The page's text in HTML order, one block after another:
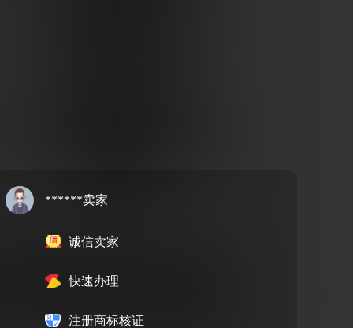
******卖家
诚信卖家
快速办理
注册商标核证